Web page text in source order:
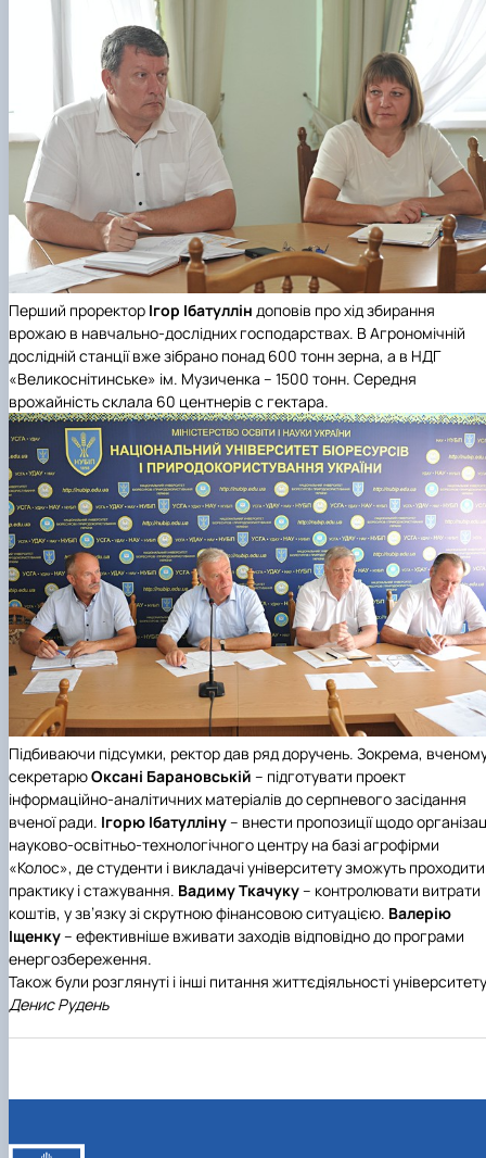
Перший проректор Ігор Ібатуллін доповів про хід збирання
врожаю в навчально-дослідних господарствах. В Агрономічній
дослідній станції вже зібрано понад 600 тонн зерна, а в НДГ
«Великоснітинське» ім. Музиченка – 1500 тонн. Середня
врожайність склала 60 центнерів с гектара.
Підбиваючи підсумки, ректор дав ряд доручень. Зокрема,
секретарюОксані Барановській – підготувати проект
інформаційно-аналітичних матеріалів до серпневого засідання
вченої ради. Ігорю Ібатулліну– внести пропозиції щодо
науково-освітньо-технологічного центру на базі агрофірми
«Колос», де студенти і викладачі університету зможуть проходити
практику і стажування. Вадиму Ткачуку– контролювати витрати
коштів, у зв’язку зі скрутною фінансовою ситуацією. Валерію
Іщенку– ефективніше вживати заходів відповідно до програми
енергозбереження.
Також були розглянуті і інші питання життєдіяльності
Денис Рудень